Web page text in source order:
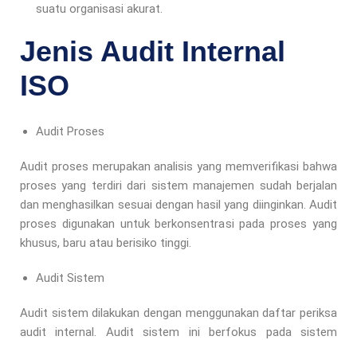
suatu organisasi akurat.
Jenis Audit Internal
ISO
Audit Proses
Audit proses merupakan analisis yang memverifikasi bahwa
proses yang terdiri dari sistem manajemen sudah berjalan
dan menghasilkan sesuai dengan hasil yang diinginkan. Audit
proses digunakan untuk berkonsentrasi pada proses yang
khusus, baru atau berisiko tinggi.
Audit Sistem
Audit sistem dilakukan dengan menggunakan daftar periksa
audit internal. Audit sistem ini berfokus pada sistem